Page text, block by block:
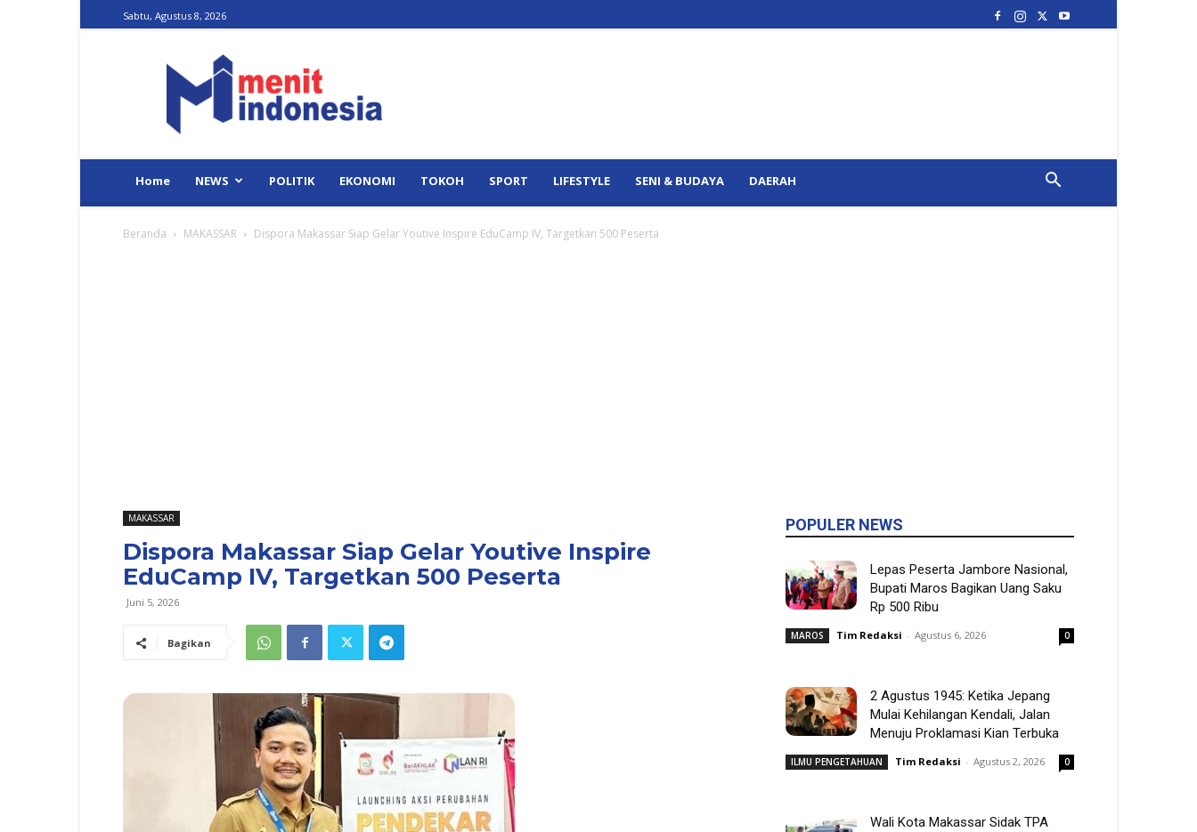
Sabtu, Agustus 8, 2026
Indonesia
Home NEWS POLITIK EKONOMI TOKOH SPORT LIFESTYLE SENI & BUDAYA DAERAH
Beranda MAKASSAR Dispora Makassar Siap Gelar Youtive Inspire EduCamp IV, Targetkan 500 Peserta
MAKASSAR
Dispora Makassar Siap Gelar Youtive Inspire
EduCamp IV, Targetkan 500 Peserta
Juni 5, 2026
Bagikan
POPULER NEWS
Lepas Peserta Jambore Nasional,
Bupati Maros Bagikan Uang Saku
Rp 500 Ribu
MAROS Tim Redaksi - Agustus 6, 2026 0
2 Agustus 1945: Ketika Jepang
Mulai Kehilangan Kendali, Jalan
Menuju Proklamasi Kian Terbuka
ILMU PENGETAHUAN Tim Redaksi - Agustus 2, 2026 0
Wali Kota Makassar Sidak TPA